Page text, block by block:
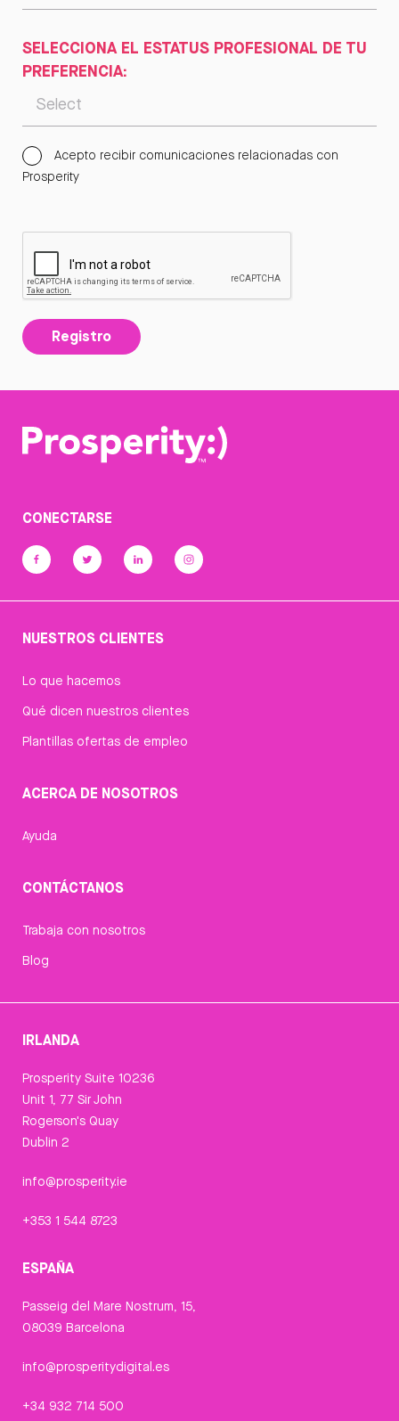
SELECCIONA EL ESTATUS PROFESIONAL DE TU
PREFERENCIA:
Acepto recibir comunicaciones relacionadas con
Prosperity
Registro
CONECTARSE
NUESTROS CLIENTES
Lo que hacemos
Qué dicen nuestros clientes
Plantillas ofertas de empleo
ACERCA DE NOSOTROS
Ayuda
CONTÁCTANOS
Trabaja con nosotros
Blog
IRLANDA
Prosperity Suite 10236
Unit 1, 77 Sir John
Rogerson's Quay
Dublin 2
info@prosperity.ie
+353 1 544 8723
ESPAÑA
Passeig del Mare Nostrum, 15,
08039 Barcelona
info@prosperitydigital.es
+34 932 714 500